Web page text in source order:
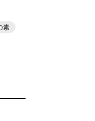
素